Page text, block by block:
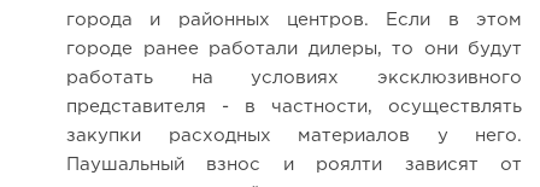
города и районных центров. Если в этом
городе ранее работали дилеры, то они будут
работать на условиях эксклюзивного
представителя - в частности, осуществлять
закупки расходных материалов у него.
Паушальный взнос и роялти зависят от